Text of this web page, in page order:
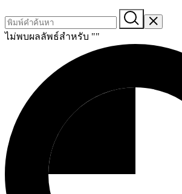
ไม่พบผลลัพธ์สำหรับ ""